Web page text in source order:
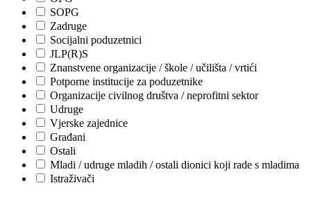
SOPG
Zadruge
Socijalni poduzetnici
JLP(R)S
Znanstvene organizacije / škole / učilišta / vrtići
Potporne institucije za poduzetnike
Organizacije civilnog društva / neprofitni sektor
Udruge
Vjerske zajednice
Građani
Ostali
Mladi / udruge mladih / ostali dionici koji rade s mladima
Istraživači